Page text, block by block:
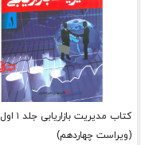
کتاب مدیریت بازاریابی جلد ۱ اول
(ویراست چهاردهم)